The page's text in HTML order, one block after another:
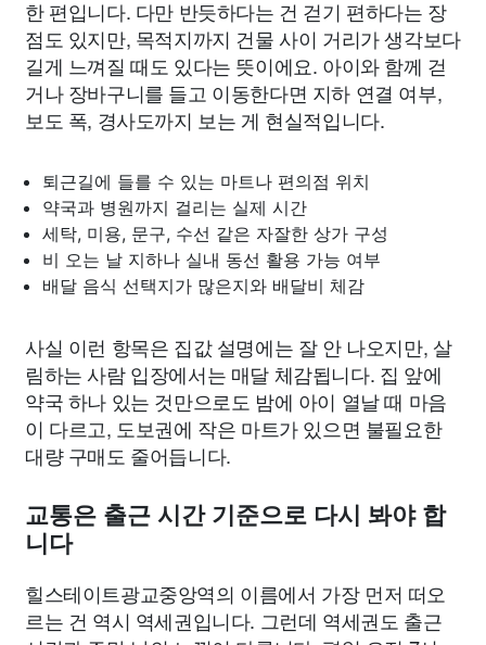
한 편입니다. 다만 반듯하다는 건 걷기 편하다는 장
점도 있지만, 목적지까지 건물 사이 거리가 생각보다
길게 느껴질 때도 있다는 뜻이에요. 아이와 함께 걷
거나 장바구니를 들고 이동한다면 지하 연결 여부,
보도 폭, 경사도까지 보는 게 현실적입니다.
퇴근길에 들를 수 있는 마트나 편의점 위치
약국과 병원까지 걸리는 실제 시간
세탁, 미용, 문구, 수선 같은 자잘한 상가 구성
비 오는 날 지하나 실내 동선 활용 가능 여부
배달 음식 선택지가 많은지와 배달비 체감
사실 이런 항목은 집값 설명에는 잘 안 나오지만, 살
림하는 사람 입장에서는 매달 체감됩니다. 집 앞에
약국 하나 있는 것만으로도 밤에 아이 열날 때 마음
이 다르고, 도보권에 작은 마트가 있으면 불필요한
대량 구매도 줄어듭니다.
교통은 출근 시간 기준으로 다시 봐야 합
니다
힐스테이트광교중앙역의 이름에서 가장 먼저 떠오
르는 건 역시 역세권입니다. 그런데 역세권도 출근